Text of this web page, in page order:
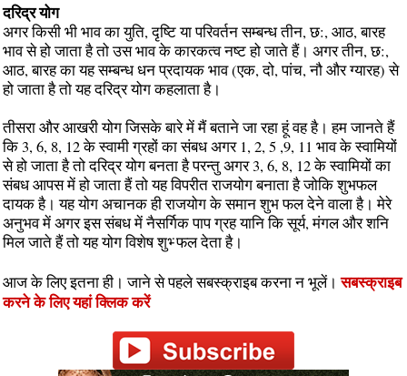
दरिद्र योग
अगर किसी भी भाव का युति, दृष्टि या परिवर्तन सम्‍बन्‍ध तीन, छ:, आठ, बारह
भाव से हो जाता है तो उस भाव के कारकत्‍व नष्‍ट हो जाते हैं। अगर तीन, छ:,
आठ, बारह का यह सम्‍बन्‍ध धन प्रदायक भाव (एक, दो, पांच, नौ और ग्‍यारह) से
हो जाता है तो यह दरिद्र योग कहलाता है।
तीसरा और आखरी योग जिसके बारे में मैं बताने जा रहा हूं वह है। हम जानते हैं
कि 3, 6, 8, 12 के स्‍वामी ग्रहों का संबध अगर 1, 2, 5 ,9, 11 भाव के स्‍वामियों
से हो जाता है तो दरिद्र योग बनता है परन्‍तु अगर 3, 6, 8, 12 के स्‍वामियों का
संबध आपस में हो जाता हैं तो यह विपरीत राजयोग बनाता है जोकि शुभफल
दायक है। यह योग अचानक ही राजयोग के समान शुभ फल देने वाला है। मेरे
अनुभव में अगर इस संबध में नैसर्गिक पाप ग्रह यानि कि सूर्य, मंगल और शनि
मिल जाते हैं तो यह योग विशेष शुभ्‍ फल देता है।
आज के लिए इतना ही। जाने से पहले सबस्‍क्राइब करना न भूलें।सबस्‍क्राइब
करने के लिए यहां क्लिक करें